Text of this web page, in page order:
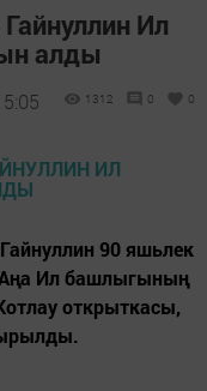
Ил
алды
1312 0 0
90 яшьлек
Ил башлыгының
открыткасы,